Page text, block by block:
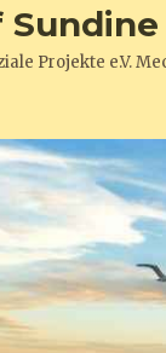
Projekte e.V.